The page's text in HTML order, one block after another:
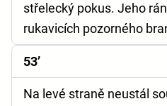
střelecký pokus. Jeho
rukavicích pozorného
53’
Na levé straně neustál